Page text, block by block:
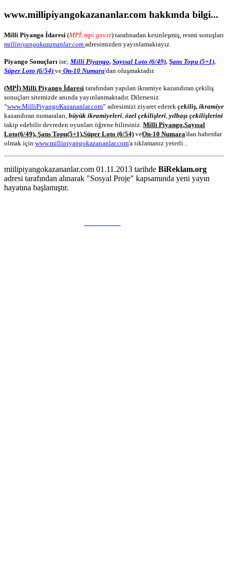
www.millipiyangokazananlar.com hakkında bilgi...
Milli Piyango İdaresi (MPİ, mpi gov.tr) tarafınadan kesinleşmiş, resmi sonuşları
millipiyangokazananlar.com adresimizden yayınlamaktayız.
Piyango Sonuçları ise; Milli Piyango, Sayısal Loto (6/49), Şans Topu (5+1),
Süper Loto (6/54) ve On-10 Numara'dan oluşmaktadır.
(MPİ) Milli Piyango İdaresi tarafından yapılan ikramiye kazandıran çekiliş
sonuçları sitemizde anında yayınlanmaktadır. Dilerseniz
“www.MilliPiyangoKazananlar.com” adresimizi ziyaret ederek çekiliş, ikramiye
kazandıran numaraları, büyük ikramiyeleri özel çekilişleri yılbaşı çekilişlerini
takip edebilir devreden oyunları öğrene bilirsiniz. Milli Piyango,Sayısal
Loto(6/49), Şans Topu(5+1),Süper Loto (6/54) veOn-10 Numara'dan haberdar
olmak için www.millipiyangokazananlar.com'a tıklamanız yeterli...
miilipiyangokazananlar.com 01.11.2013 tarihde BiReklam.org
adresi tarafından alınarak "Sosyal Proje" kapsamında yeni yayın
hayatına başlamıştır.